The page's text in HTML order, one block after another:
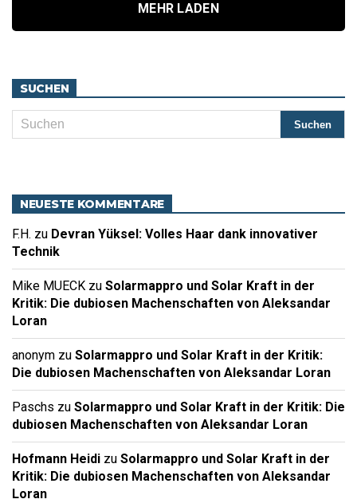
MEHR LADEN
SUCHEN
NEUESTE KOMMENTARE
F.H. zu Devran Yüksel: Volles Haar dank innovativer
Technik
Mike MUECK zu Solarmappro und Solar Kraft in der
Kritik: Die dubiosen Machenschaften von Aleksandar
Loran
anonym zu Solarmappro und Solar Kraft in der Kritik:
Die dubiosen Machenschaften von Aleksandar Loran
Paschs zu Solarmappro und Solar Kraft in der Kritik: Die
dubiosen Machenschaften von Aleksandar Loran
Hofmann Heidi zu Solarmappro und Solar Kraft in der
Kritik: Die dubiosen Machenschaften von Aleksandar
Loran